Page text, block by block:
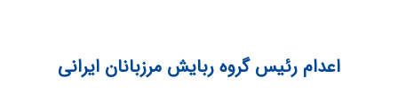
اعدام رئیس گروه ربایش مرزبانان ایرانی